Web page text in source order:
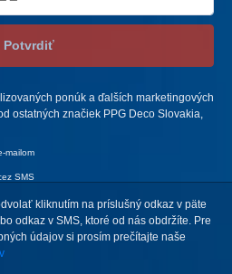
Potvrdiť
ponúk a ďalších marketingových
ostatných značiek PPG Deco Slovakia,
mailom
SMS
kliknutím na príslušný odkaz v päte
odkaz v SMS, ktoré od nás obdržíte. Pre
údajov si prosím prečítajte naše